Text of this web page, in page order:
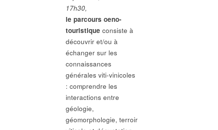
17h30,
le parcours oeno-
touristique consiste à
découvrir et/ou à
échanger sur les
connaissances
générales viti-vinicoles
: comprendre les
interactions entre
géologie,
géomorphologie, terroir